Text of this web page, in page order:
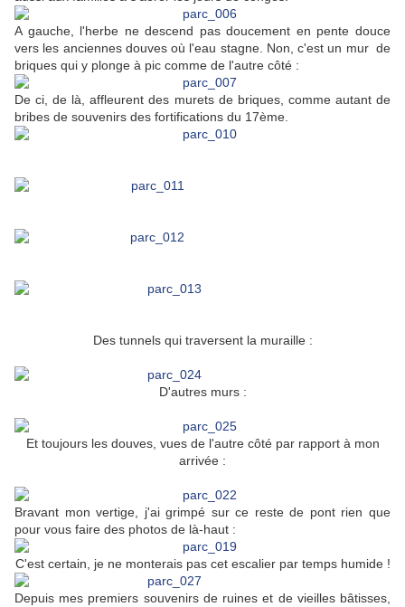
A gauche, l'herbe ne descend pas doucement en pente douce
vers les anciennes douves où l'eau stagne. Non, c'est un mur de
briques qui y plonge à pic comme de l'autre côté :
De ci, de là, affleurent des murets de briques, comme autant de
bribes de souvenirs des fortifications du 17ème.
Des tunnels qui traversent la muraille :
D'autres murs :
Et toujours les douves, vues de l'autre côté par rapport à mon
arrivée :
Bravant mon vertige, j'ai grimpé sur ce reste de pont rien que
pour vous faire des photos de là-haut :
C'est certain, je ne monterais pas cet escalier par temps humide !
Depuis mes premiers souvenirs de ruines et de vieilles bâtisses,